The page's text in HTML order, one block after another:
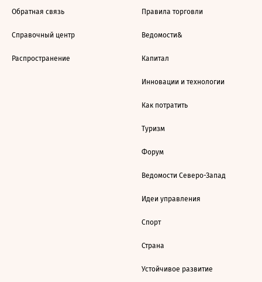
Обратная связь
Справочный центр
Распространение
Правила торговли
Ведомости&
Капитал
Инновации и технологии
Как потратить
Туризм
Форум
Ведомости Северо-Запад
Идеи управления
Спорт
Страна
Устойчивое развитие